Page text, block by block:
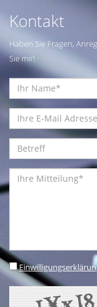
Kontakt
Haben Sie Fragen,
Sie mir!